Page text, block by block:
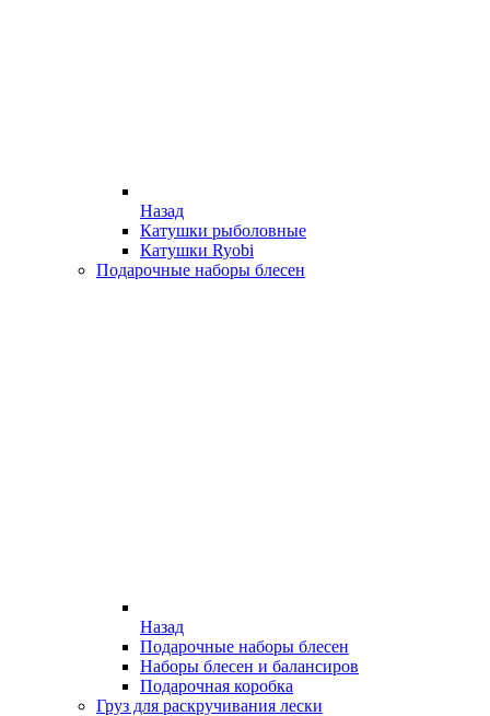
Назад
Катушки рыболовные
Катушки Ryobi
Подарочные наборы блесен
Назад
Подарочные наборы блесен
Наборы блесен и балансиров
Подарочная коробка
Груз для раскручивания лески